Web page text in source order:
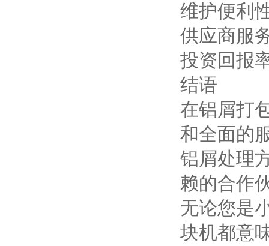
维护便利
供应商服
投资回报
结语
在铝屑打
和全面的
铝屑处理
赖的合作
无论您是
块机都意